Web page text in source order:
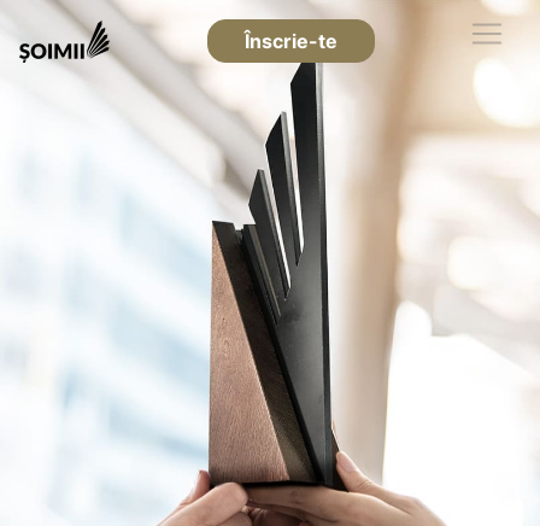
Înscrie-te